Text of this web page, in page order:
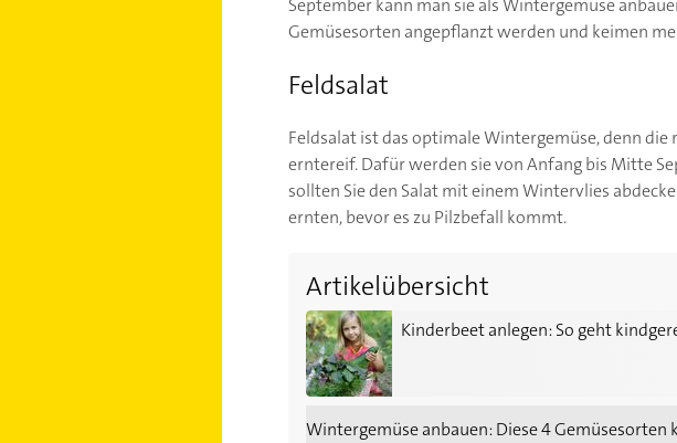
Gemüsesorten angepflanzt werden und keimen
Feldsalat
Feldsalat ist das optimale Wintergemüse, denn
erntereif. Dafür werden sie von Anfang bis Mitte
sollten Sie den Salat mit einem Wintervlies
ernten, bevor es zu Pilzbefall kommt.
Artikelübersicht
Kinderbeet anlegen: So geht
Kinderbeet anlegen: So geht kindgerechter
Wintergemüse anbauen: Diese 4 Gemüsesorten